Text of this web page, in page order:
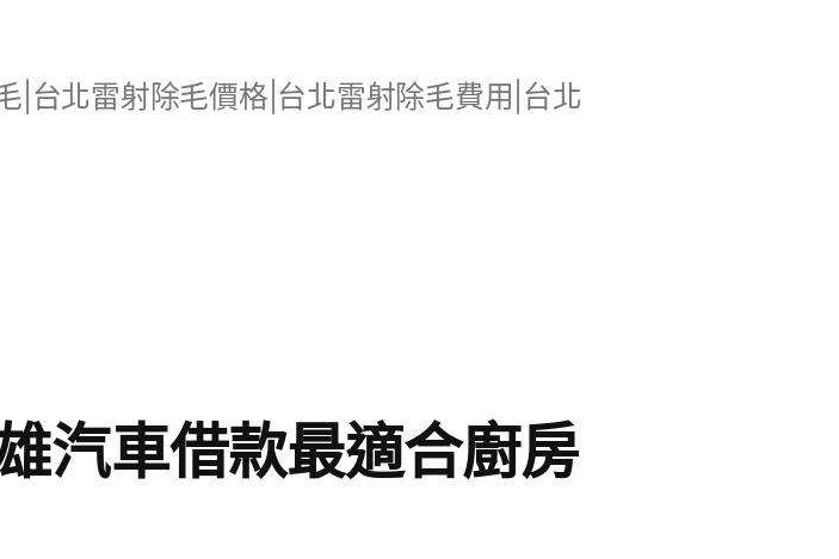
|台北雷射除毛價格|台北雷射除毛費用|台北
汽車借款最適合廚房